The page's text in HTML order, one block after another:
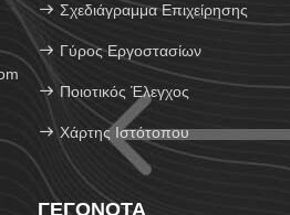
Σχεδιάγραμμα Επιχείρησης
Γύρος Εργοστασίων
Ποιοτικός Έλεγχος
Χάρτης Ιστότοπου
ΓΕΓΟΝΌΤΑ